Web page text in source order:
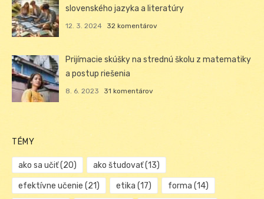
slovenského jazyka a literatúry
12. 3. 2024 32 komentárov
Prijímacie skúšky na strednú školu z matematiky
a postup riešenia
8. 6. 2023 31 komentárov
TÉMY
ako sa učiť(20) ako študovať(13)
efektívne učenie (21) etika (17) forma (14)